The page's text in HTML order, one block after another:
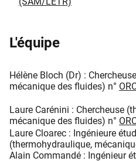
L'équipe
Hélène Bloch (Dr) :
mécanique des fluides) n°
Laure Carénini : Chercheuse
mécanique des fluides) n°
Laure Cloarec : Ingénieure
(thermohydraulique,
Alain Commandé : Ingénieur